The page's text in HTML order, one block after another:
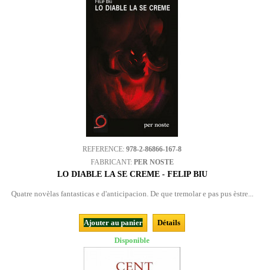
REFERENCE: 978-2-86866-167-8
FABRICANT: PER NOSTE
LO DIABLE LA SE CREME - FELIP BIU
Quatre novèlas fantasticas e d'anticipacion. De que tremolar e pas pus èstre...
Ajouter au panier
Détails
Disponible